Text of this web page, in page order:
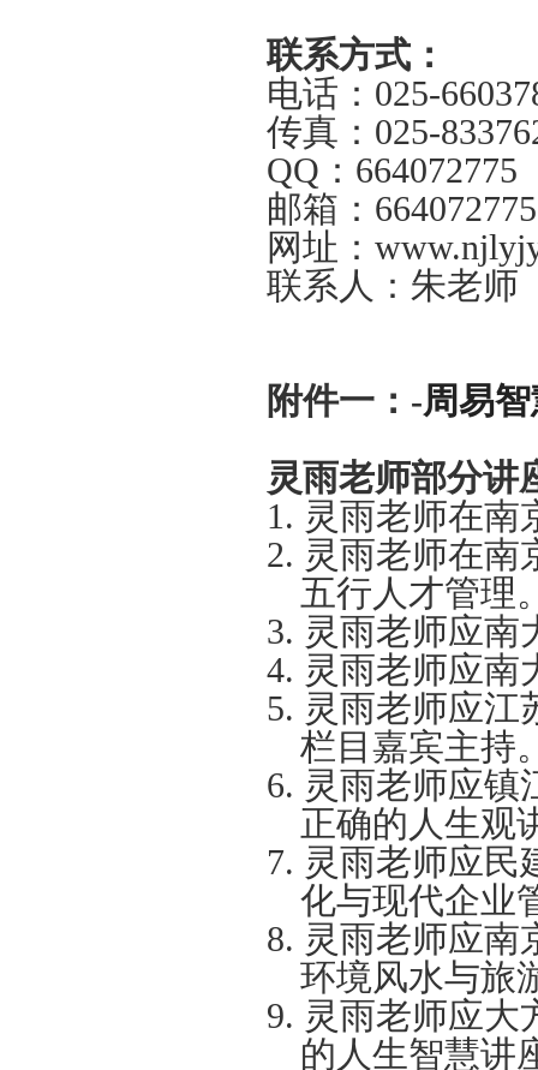
联系方式：
电话：025-
传真：025-
QQ：
邮箱：
网址：www.njly
联系人
附件一：-周易
灵雨老师部分讲
1. 灵雨老师在南
2. 灵雨老师在南
五行人才管理
3. 灵雨老师应南
4. 灵雨老师应南
5. 灵雨老师应江
栏目嘉宾主持
6. 灵雨老师应
正确的人生观
7. 灵雨老师应民
化与现代企业
8. 灵雨老师应南
环境风水与旅
9. 灵雨老师应大
的人生智慧讲